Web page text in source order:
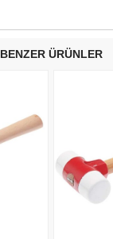
BENZER ÜRÜNLER